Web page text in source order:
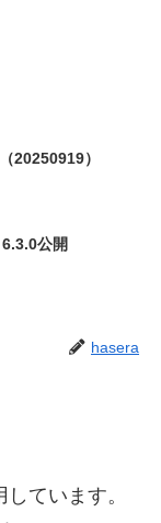
20250919）
公開
hasera
ています。